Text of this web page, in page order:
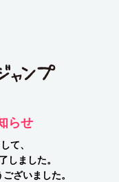
らせ
て、
しました。
ざいました。